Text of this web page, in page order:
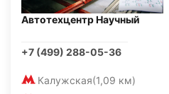
Автотехцентр Научный
+7 (499) 288-05-36
Калужская(1,09 км)